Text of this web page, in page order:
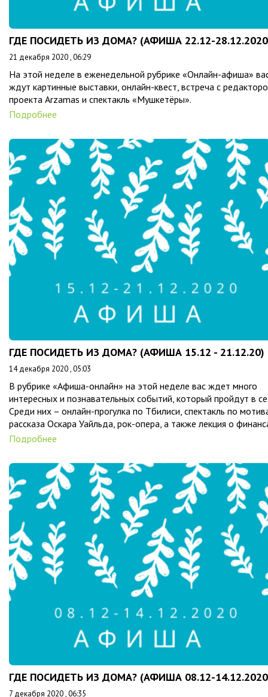
ГДЕ ПОСИДЕТЬ ИЗ ДОМА? (АФИША 22.12-
21 декабря 2020 , 06:29
На этой неделе в еженедельной рубрике «Онлайн-афиша»
ждут картинные выставки, онлайн-квест, встреча с
проекта Arzamas и спектакль «Мушкетёры».
Подробнее
ГДЕ ПОСИДЕТЬ ИЗ ДОМА? (АФИША 15.12 - 21.12.20)
14 декабря 2020 , 05:03
В рубрике «Афиша-онлайн» на этой неделе вас ждет много
интересных и познавательных событий, который пройдут в
Среди них – онлайн-прогулка по Тбилиси, спектакль по
рассказа Оскара Уайльда, рок-опера, а также лекция о
Подробнее
ГДЕ ПОСИДЕТЬ ИЗ ДОМА? (АФИША 08.12-
7 декабря 2020 , 06:35